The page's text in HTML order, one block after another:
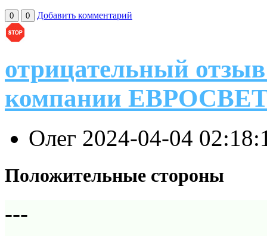
0 0 Добавить комментарий
отрицательный
компании
Олег 2024-04-04
Положительные стороны
---